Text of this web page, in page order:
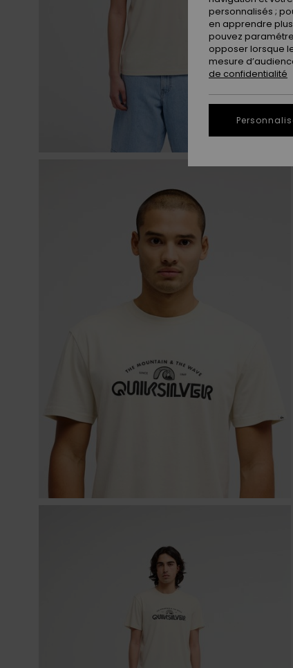
personnalisés ;
en apprendre
pouvez
opposer lorsque
mesure
de confidentialité